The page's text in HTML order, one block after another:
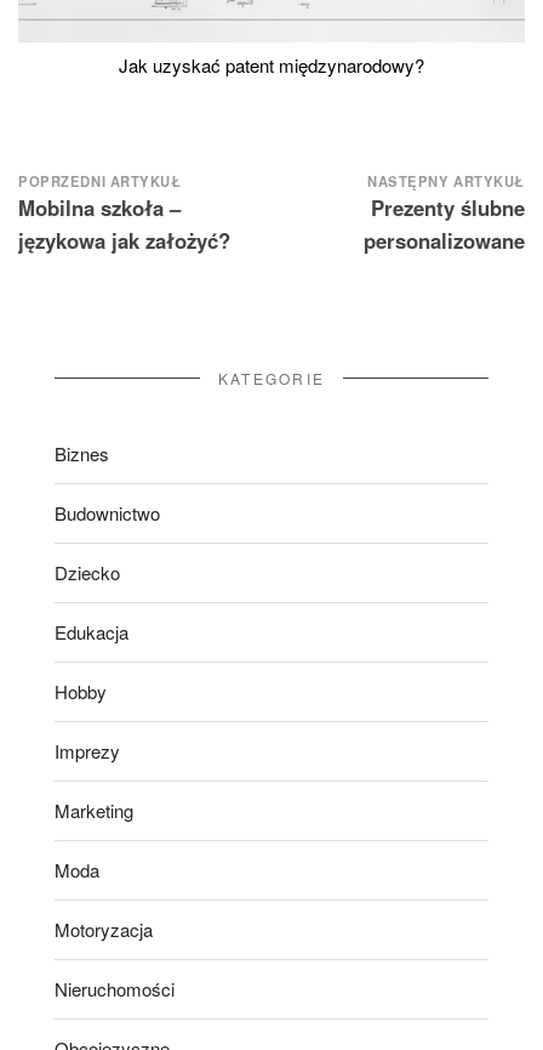
Jak uzyskać patent międzynarodowy?
Nawigacja
wpisu
POPRZEDNI ARTYKUŁ
Mobilna szkoła –
językowa jak założyć?
NASTĘPNY ARTYKUŁ
Prezenty ślubne
personalizowane
KATEGORIE
Biznes
Budownictwo
Dziecko
Edukacja
Hobby
Imprezy
Marketing
Moda
Motoryzacja
Nieruchomości